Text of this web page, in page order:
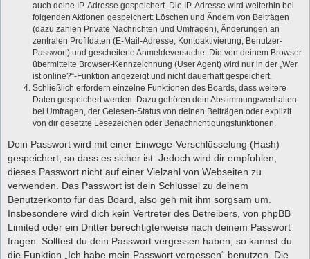
auch deine IP-Adresse gespeichert. Die IP-Adresse wird weiterhin bei
folgenden Aktionen gespeichert: Löschen und Ändern von Beiträgen
(dazu zählen Private Nachrichten und Umfragen), Änderungen an
zentralen Profildaten (E-Mail-Adresse, Kontoaktivierung, Benutzer-
Passwort) und gescheiterte Anmeldeversuche. Die von deinem Browser
übermittelte Browser-Kennzeichnung (User Agent) wird nur in der „Wer
ist online?“-Funktion angezeigt und nicht dauerhaft gespeichert.
Schließlich erfordern einzelne Funktionen des Boards, dass weitere
Daten gespeichert werden. Dazu gehören dein Abstimmungsverhalten
bei Umfragen, der Gelesen-Status von deinen Beiträgen oder explizit
von dir gesetzte Lesezeichen oder Benachrichtigungsfunktionen.
Dein Passwort wird mit einer Einwege-Verschlüsselung (Hash)
gespeichert, so dass es sicher ist. Jedoch wird dir empfohlen,
dieses Passwort nicht auf einer Vielzahl von Webseiten zu
verwenden. Das Passwort ist dein Schlüssel zu deinem
Benutzerkonto für das Board, also geh mit ihm sorgsam um.
Insbesondere wird dich kein Vertreter des Betreibers, von phpBB
Limited oder ein Dritter berechtigterweise nach deinem Passwort
fragen. Solltest du dein Passwort vergessen haben, so kannst du
die Funktion „Ich habe mein Passwort vergessen“ benutzen. Die